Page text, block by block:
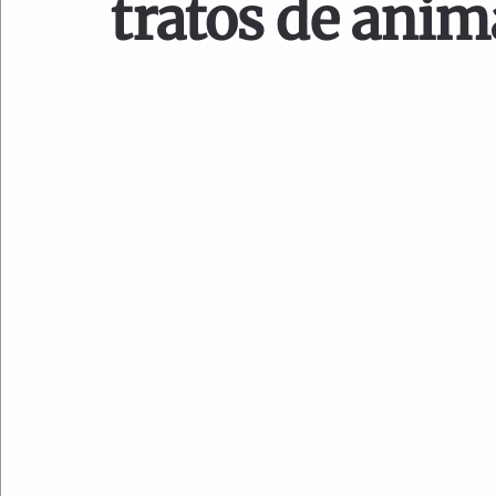
tratos de